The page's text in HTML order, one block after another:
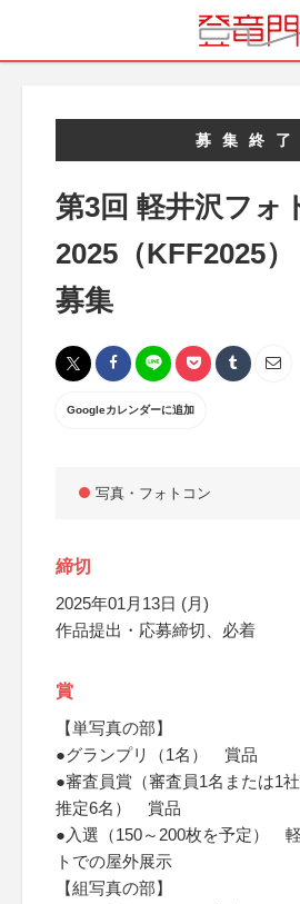
募集終了
第3回 軽井沢フォ
2025（KFF2025
募集
Googleカレンダーに追加
写真・フォトコン
締切
2025年01月13日 (月)
作品提出・応募締切、必着
賞
【単写真の部】
●グランプリ（1名） 賞品
●審査員賞（審査員1名または1
推定6名） 賞品
●入選（150～200枚を予定）
トでの屋外展示
【組写真の部】